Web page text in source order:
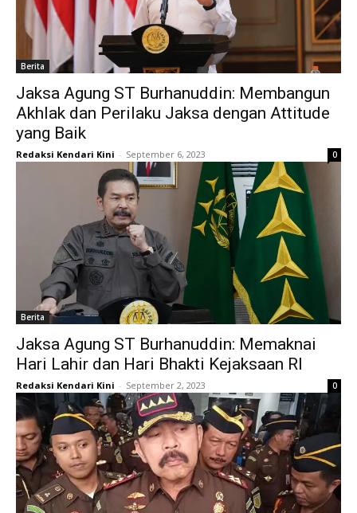
Berita
Jaksa Agung ST Burhanuddin: Membangun
Akhlak dan Perilaku Jaksa dengan Attitude
yang Baik
Redaksi Kendari Kini - September 6, 2023 0
Berita
Jaksa Agung ST Burhanuddin: Memaknai
Hari Lahir dan Hari Bhakti Kejaksaan RI
Redaksi Kendari Kini - September 2, 2023 0